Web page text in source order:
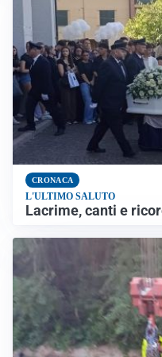
CRONACA
L'ULTIMO SALUTO
Lacrime, canti e